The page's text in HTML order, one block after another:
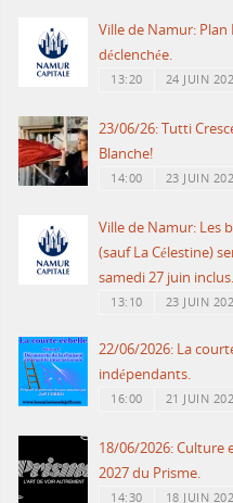
Ville de Namur: Plan
déclenchée.
13:20 24 JUIN
23/06/26: Tutti
Blanche!
14:00 23 JUIN
Ville de Namur: Les
(sauf La Célestine)
samedi 27 juin inclus.
13:10 23 JUIN
22/06/2026: La
indépendants.
16:00 21 JUIN
18/06/2026: Culture
2027 du Prisme.
14:30 18 JUIN